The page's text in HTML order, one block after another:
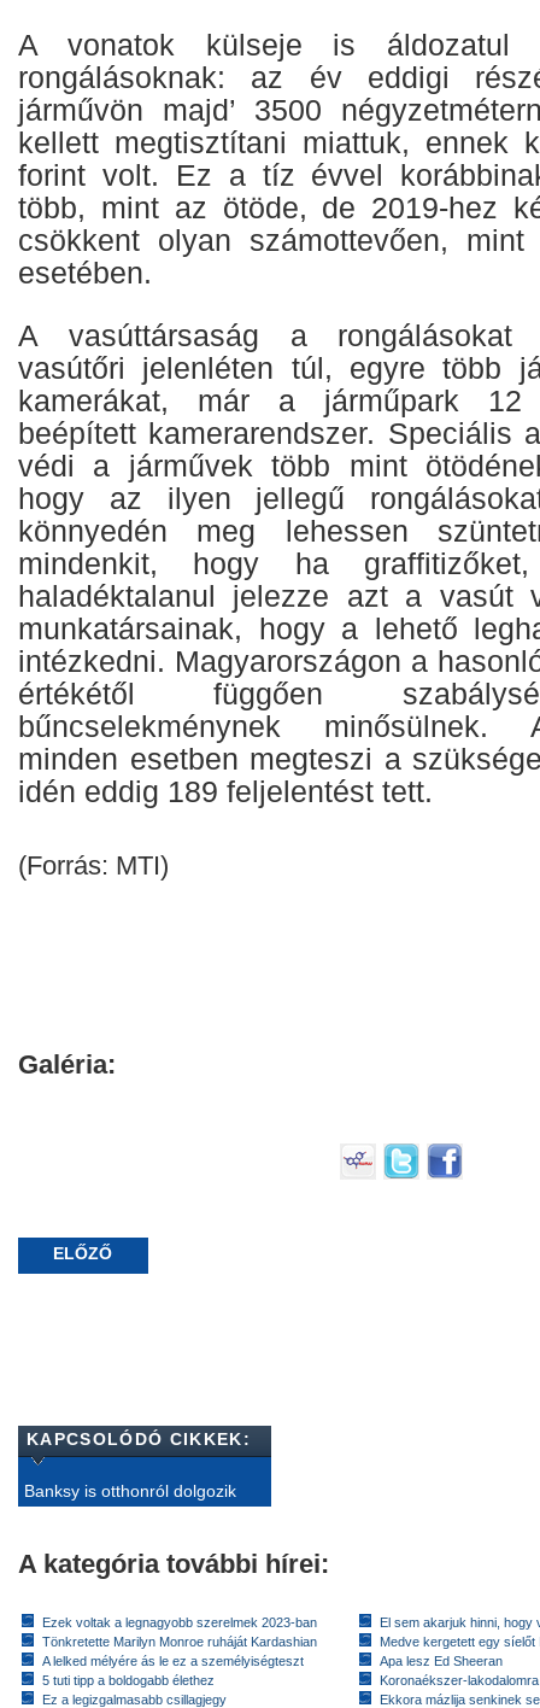
A vonatok külseje is áldozatul
rongálásoknak: az év eddigi
járművön majd’ 3500
kellett megtisztítani miattuk, ennek
forint volt. Ez a tíz évvel
több, mint az ötöde, de 2019-hez
csökkent olyan számottevően,
esetében.
A vasúttársaság a rongálásokat
vasútőri jelenléten túl, egyre több
kamerákat, már a járműpark 12
beépített kamerarendszer. Speciális
védi a járművek több mint
hogy az ilyen jellegű
könnyedén meg lehessen
mindenkit, hogy ha
haladéktalanul jelezze azt a vasút
munkatársainak, hogy a lehető
intézkedni. Magyarországon a
értékétől függően
bűncselekménynek minősülnek.
minden esetben megteszi a
idén eddig 189 feljelentést tett.
(Forrás: MTI)
Galéria:
ELŐZŐ
KAPCSOLÓDÓ CIKKEK:
Banksy is otthonról dolgozik
A kategória további hírei:
Ezek voltak a legnagyobb szerelmek 2023-ban
Tönkretette Marilyn Monroe ruháját Kardashian
A lelked mélyére ás le ez a személyiségteszt
5 tuti tipp a boldogabb élethez
Ez a legizgalmasabb csillagjegy
El sem akarjuk hinni, hogy
Medve kergetett egy síelőt
Apa lesz Ed Sheeran
Koronaékszer-
Ekkora mázlija senkinek